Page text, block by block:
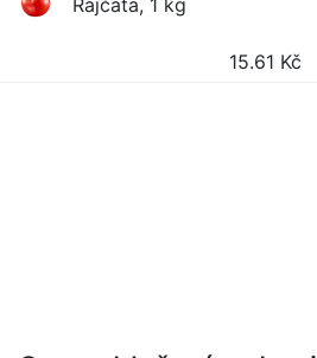
Rajčata, 1 kg
15.61 Kč